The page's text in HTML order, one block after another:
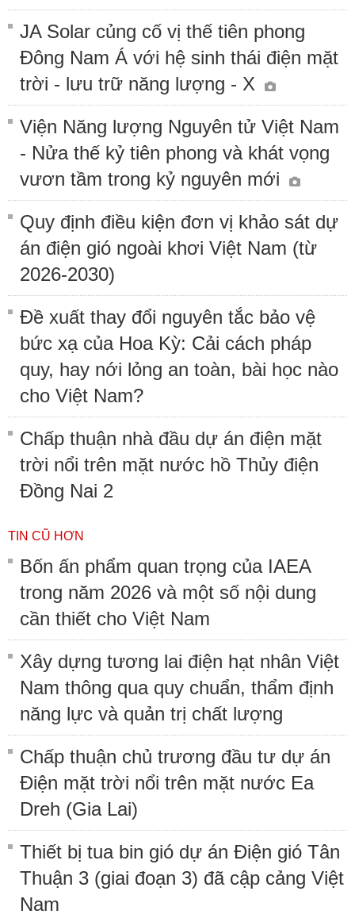
JA Solar củng cố vị thế tiên phong
Đông Nam Á với hệ sinh thái điện mặt
trời - lưu trữ năng lượng - X
Viện Năng lượng Nguyên tử Việt Nam
- Nửa thế kỷ tiên phong và khát vọng
vươn tầm trong kỷ nguyên mới
Quy định điều kiện đơn vị khảo sát dự
án điện gió ngoài khơi Việt Nam (từ
2026-2030)
Đề xuất thay đổi nguyên tắc bảo vệ
bức xạ của Hoa Kỳ: Cải cách pháp
quy, hay nới lỏng an toàn, bài học nào
cho Việt Nam?
Chấp thuận nhà đầu dự án điện mặt
trời nổi trên mặt nước hồ Thủy điện
Đồng Nai 2
TIN CŨ HƠN
Bốn ấn phẩm quan trọng của IAEA
trong năm 2026 và một số nội dung
cần thiết cho Việt Nam
Xây dựng tương lai điện hạt nhân Việt
Nam thông qua quy chuẩn, thẩm định
năng lực và quản trị chất lượng
Chấp thuận chủ trương đầu tư dự án
Điện mặt trời nổi trên mặt nước Ea
Dreh (Gia Lai)
Thiết bị tua bin gió dự án Điện gió Tân
Thuận 3 (giai đoạn 3) đã cập cảng Việt
Nam